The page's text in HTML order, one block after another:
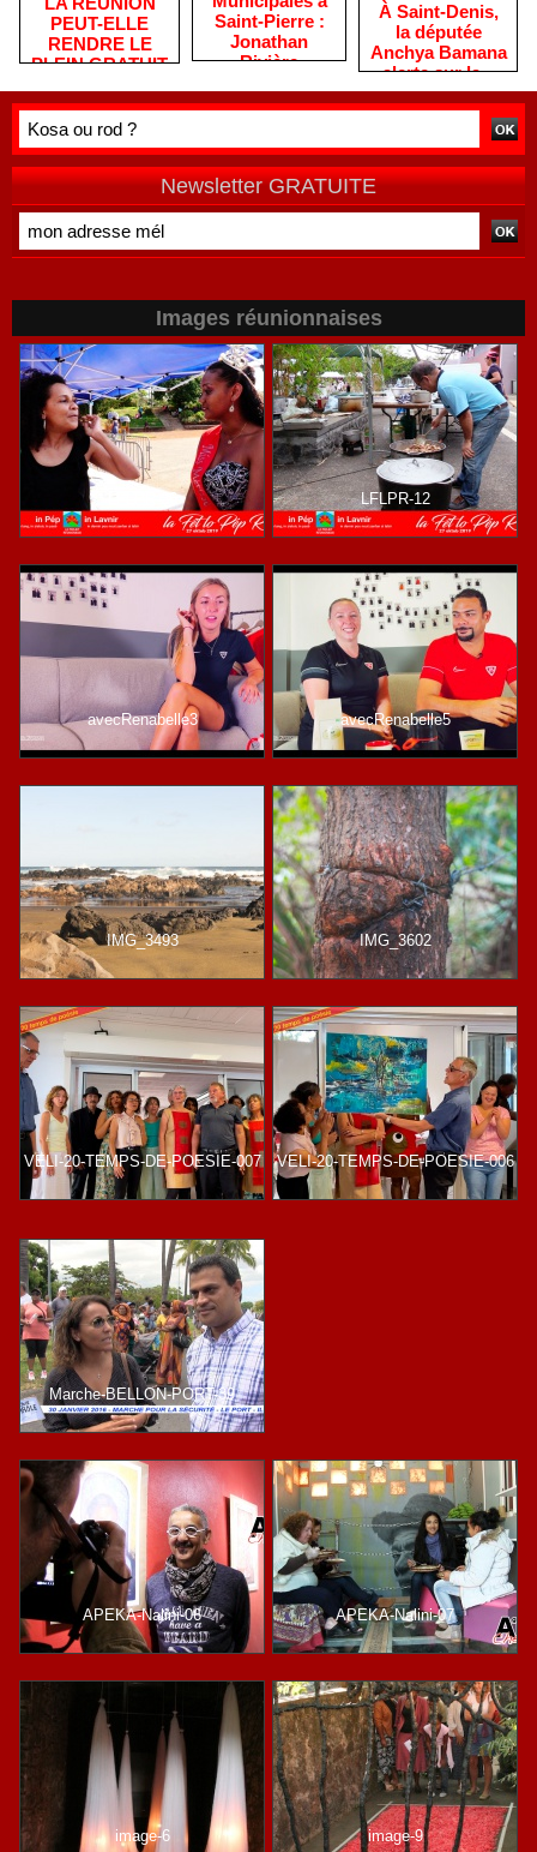
PEUT-ELLE
RENDRE LE
PLEIN GRATUIT
Saint-Pierre :
Jonathan
Rivière
habitants après
de terrain
​À Saint-Denis,
la députée
Anchya Bamana
alerte sur la «
double peine »
vécue par
Newsletter GRATUITE
Images réunionnaises
LFLPR-36 LFLPR-12
avecRenabelle3 avecRenabelle5
IMG_3493 IMG_3602
VELI-20-TEMPS-DE-POESIE-007 VELI-20-TEMPS-DE-POESIE-006
Marche-BELLON-PORT-39
APEKA-Nalini-06 APEKA-Nalini-07
image-6 image-9